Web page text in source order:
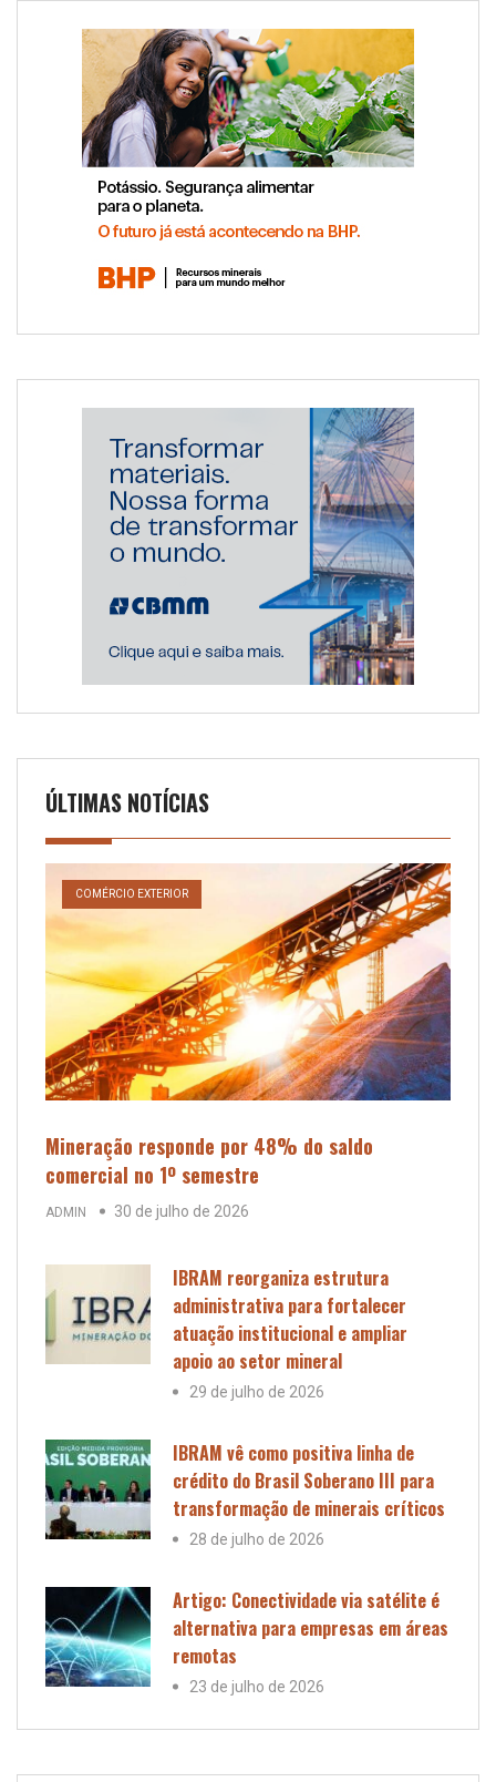
ÚLTIMAS NOTÍCIAS
COMÉRCIO EXTERIOR
Mineração responde por 48% do saldo
comercial no 1º semestre
ADMIN 30 de julho de 2026
IBRAM reorganiza estrutura
administrativa para fortalecer
atuação institucional e ampliar
apoio ao setor mineral
29 de julho de 2026
IBRAM vê como positiva linha de
crédito do Brasil Soberano III para
transformação de minerais críticos
28 de julho de 2026
Artigo: Conectividade via satélite é
alternativa para empresas em áreas
remotas
23 de julho de 2026